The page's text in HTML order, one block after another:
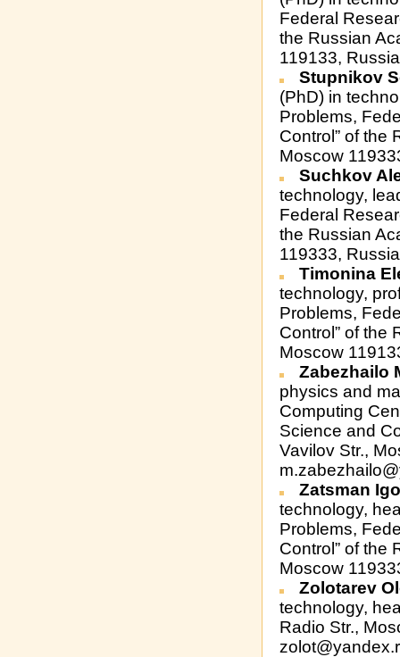
Federal
the Russian
119133,
Stupnikov
(PhD) in
Problems,
Control” of the
Moscow
Suchkov
technology,
Federal
the Russian
119333,
Timonina
technology,
Problems,
Control” of the
Moscow
Zabezhailo
physics and
Computing
Science and
Vavilov Str.,
Zatsman
technology,
Problems,
Control” of the
Moscow
Zolotarev
technology,
Radio Str.,